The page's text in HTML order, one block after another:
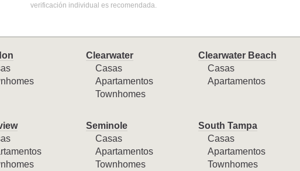
verificación individual es recomendada.
Clearwater
Casas
Apartamentos
Townhomes
Clearwater Beach
Casas
Apartamentos
Seminole
Casas
Apartamentos
Townhomes
South Tampa
Casas
Apartamentos
Townhomes